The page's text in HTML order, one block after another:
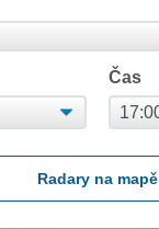
Čas
Radary na mapě